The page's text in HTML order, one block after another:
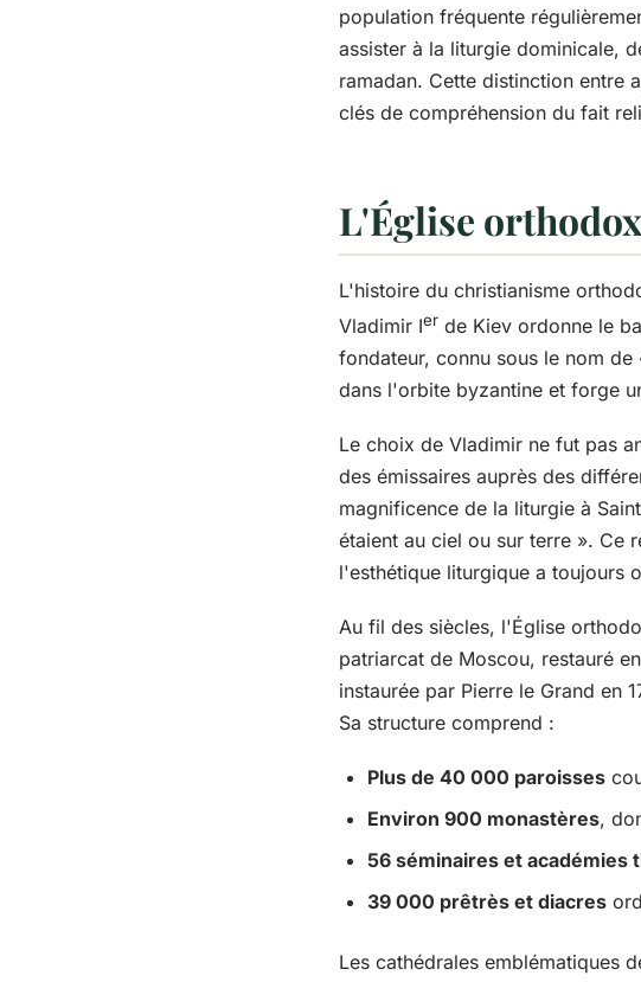
population fréquente
assister à la liturgie dominicale,
ramadan. Cette distinction entre
clés de compréhension du fait
L'Église
L'histoire du christianisme
Vladimir Ier de Kiev ordonne le
fondateur, connu sous le nom
dans l'orbite byzantine et forge
Le choix de Vladimir ne fut pas
des émissaires auprès des
magnificence de la liturgie à
étaient au ciel ou sur terre ». Ce
l'esthétique liturgique a toujours
Au fil des siècles, l'Église
patriarcat de Moscou, restauré
instaurée par Pierre le Grand en
Sa structure comprend :
Plus de 40 000 paroisses
Environ 900 monastères,
56 séminaires et académies
39 000 prêtrès et diacres
Les cathédrales emblématiques